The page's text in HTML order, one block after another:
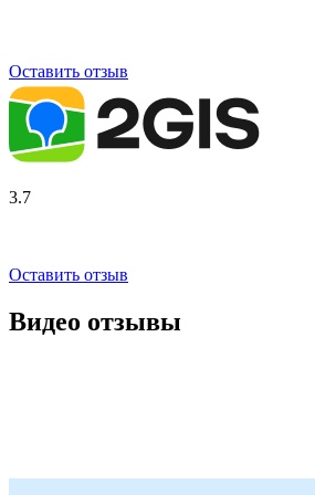
Оставить отзыв
3.7
Оставить отзыв
Видео отзывы